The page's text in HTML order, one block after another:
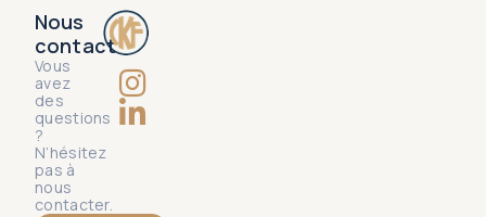
Nous
contact
Vous
avez
des
questions
?
N’hésitez
pas à
nous
contacter.